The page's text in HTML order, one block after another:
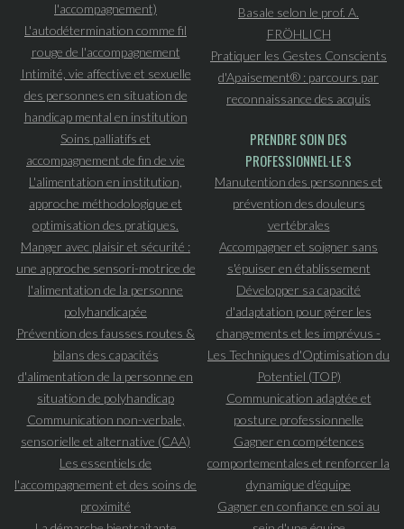
l'accompagnement)
L'autodétermination comme fil
rouge de l'accompagnement
Intimité, vie affective et sexuelle
des personnes en situation de
handicap mental en institution
Soins palliatifs et
accompagnement de fin de vie
L'alimentation en institution,
approche méthodologique et
optimisation des pratiques.
Manger avec plaisir et sécurité :
une approche sensori-motrice de
l'alimentation de la personne
polyhandicapée
Prévention des fausses routes &
bilans des capacités
d'alimentation de la personne en
situation de polyhandicap
Communication non-verbale,
sensorielle et alternative (CAA)
Les essentiels de
l'accompagnement et des soins de
proximité
Basale selon le prof. A.
FRÖHLICH
Pratiquer les Gestes Conscients
d'Apaisement® : parcours par
reconnaissance des acquis
PRENDRE SOIN DES
PROFESSIONNEL·LE·S
Manutention des personnes et
prévention des douleurs
vertébrales
Accompagner et soigner sans
s'épuiser en établissement
Développer sa capacité
d'adaptation pour gérer les
changements et les imprévus -
Les Techniques d'Optimisation du
Potentiel (TOP)
Communication adaptée et
posture professionnelle
Gagner en compétences
comportementales et renforcer la
dynamique d'équipe
Gagner en confiance en soi au